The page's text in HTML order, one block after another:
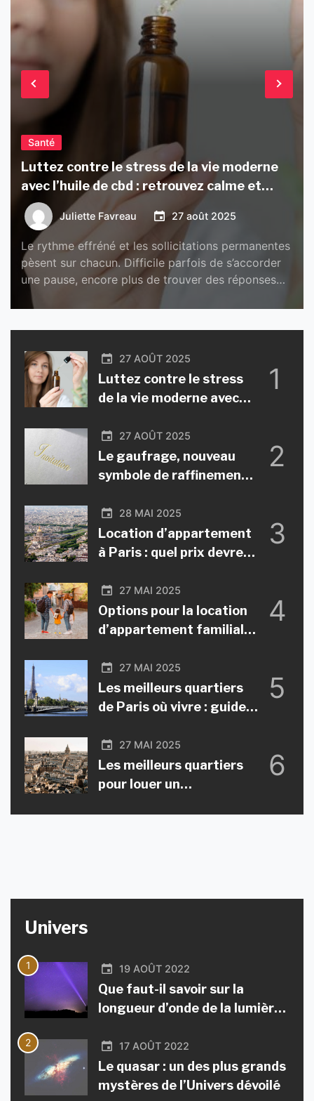
Santé
Luttez contre le stress de la vie moderne
avec l’huile de cbd : retrouvez calme et
sérénité
Juliette Favreau 27 août 2025
Le rythme effréné et les sollicitations permanentes
pèsent sur chacun. Difficile parfois de s’accorder
une pause, encore plus de trouver des réponses
simples pour apaiser l’anxiété qui accompagne le
quotidien. De la simple balade en plein air à
l’utilisation de solutions naturelles comme l’huile de
d’encourager la détente et […]
27 AOÛT 2025
Luttez contre le stress
de la vie moderne avec
calme et sérénité
1
27 AOÛT 2025
Le gaufrage, nouveau
symbole de raffinement
papeterie
2
28 MAI 2025
Location d’appartement
à Paris : quel prix devrez-
3
27 MAI 2025
Options pour la location
d’appartement familial à
4
27 MAI 2025
Les meilleurs quartiers
de Paris où vivre : guide
5
27 MAI 2025
Les meilleurs quartiers
pour louer un
6
Univers
1 19 AOÛT 2022
Que faut-il savoir sur la
longueur d’onde de la lumière
2 17 AOÛT 2022
Le quasar : un des plus grands
mystères de l’Univers dévoilé